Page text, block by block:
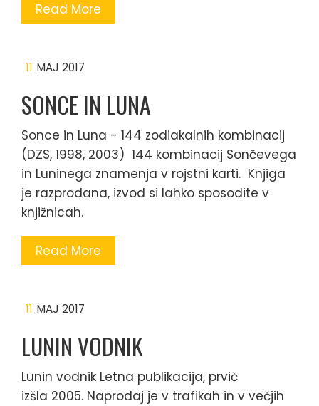
Read More
11 MAJ 2017
SONCE IN LUNA
Sonce in Luna - 144 zodiakalnih kombinacij
(DZS, 1998, 2003) 144 kombinacij Sončevega
in Luninega znamenja v rojstni karti. Knjiga
je razprodana, izvod si lahko sposodite v
knjižnicah.
Read More
11 MAJ 2017
LUNIN VODNIK
Lunin vodnik Letna publikacija, prvič
izšla 2005. Naprodaj je v trafikah in v večjih